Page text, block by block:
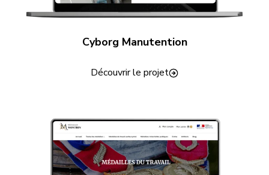
Cyborg Manutention
Découvrir le projet